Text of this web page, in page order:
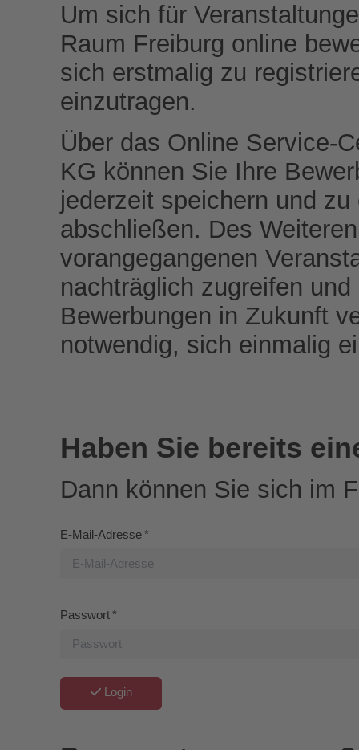
Um sich für
Raum Freiburg online
sich erstmalig zu
einzutragen.
Über das Online Service-
KG können Sie Ihre
jederzeit speichern und
abschließen. Des
vorangegangenen
nachträglich zugreifen
Bewerbungen in Zukunft
notwendig, sich einmalig
Haben Sie bereits
Dann können Sie sich im
Login